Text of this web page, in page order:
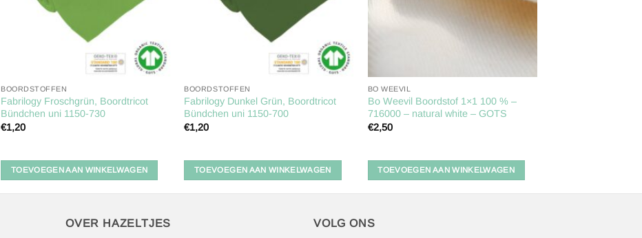
BOORDSTOFFEN
Fabrilogy Froschgrün, Boordtricot
Bündchen uni 1150-730
€1,20
TOEVOEGEN AAN WINKELWAGEN
BOORDSTOFFEN
Fabrilogy Dunkel Grün, Boordtricot
Bündchen uni 1150-700
€1,20
TOEVOEGEN AAN WINKELWAGEN
BO WEEVIL
Bo Weevil Boordstof 1×1 100 % –
716000 – natural white – GOTS
€2,50
TOEVOEGEN AAN WINKELWAGEN
OVER HAZELTJES VOLG ONS